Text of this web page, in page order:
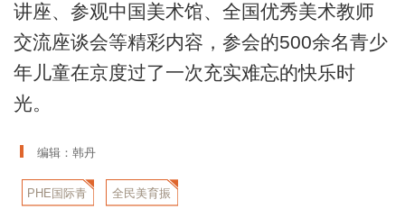
讲座、参观中国美术馆、全国优秀美术教师
交流座谈会等精彩内容，参会的500余名青少
年儿童在京度过了一次充实难忘的快乐时
光。
编辑：韩丹
PHE国际青 全民美育振